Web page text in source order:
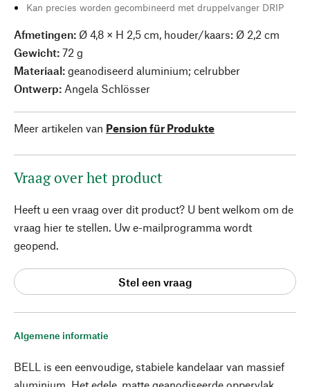
Algemene informatie
BELL is een eenvoudige, stabiele kandelaar van massief
Kan precies worden gecombineerd met druppelvanger DRIP
Afmetingen: Ø 4,8 × H 2,5 cm, houder/kaars: Ø 2,2 cm
Gewicht: 72 g
Materiaal: geanodiseerd aluminium; celrubber
Ontwerp: Angela Schlösser
Meer artikelen van Pension für Produkte
Vraag over het product
Heeft u een vraag over dit product? U bent welkom om de
vraag hier te stellen. Uw e-mailprogramma wordt
geopend.
Stel een vraag